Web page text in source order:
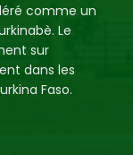
comme un
Le
sur
dans les
Faso.